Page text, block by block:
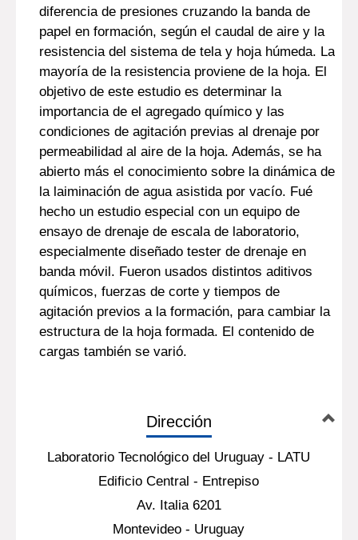
diferencia de presiones cruzando la banda de
papel en formación, según el caudal de aire y la
resistencia del sistema de tela y hoja húmeda. La
mayoría de la resistencia proviene de la hoja. El
objetivo de este estudio es determinar la
importancia de el agregado químico y las
condiciones de agitación previas al drenaje por
permeabilidad al aire de la hoja. Además, se ha
abierto más el conocimiento sobre la dinámica de
la laiminación de agua asistida por vacío. Fué
hecho un estudio especial con un equipo de
ensayo de drenaje de escala de laboratorio,
especialmente diseñado tester de drenaje en
banda móvil. Fueron usados distintos aditivos
químicos, fuerzas de corte y tiempos de
agitación previos a la formación, para cambiar la
estructura de la hoja formada. El contenido de
cargas también se varió.
Dirección
Laboratorio Tecnológico del Uruguay - LATU
Edificio Central - Entrepiso
Av. Italia 6201
Montevideo - Uruguay